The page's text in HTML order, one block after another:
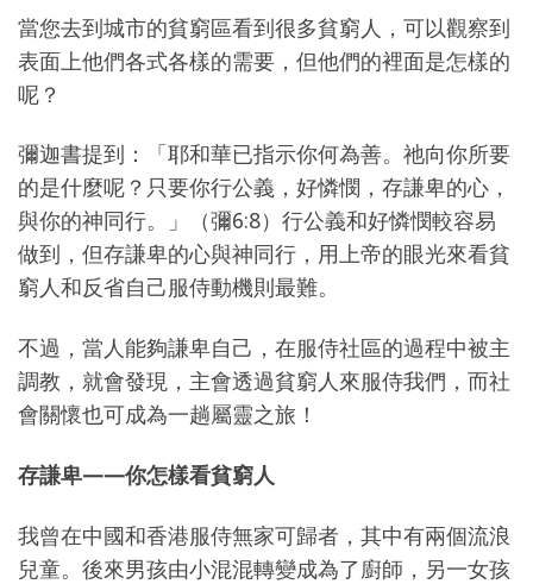
當您去到城市的貧窮區看到很多貧窮人，可以觀察到
表面上他們各式各樣的需要，但他們的裡面是怎樣的
呢？
彌迦書提到：「耶和華已指示你何為善。祂向你所要
的是什麼呢？只要你行公義，好憐憫，存謙卑的心，
與你的神同行。」（彌6:8）行公義和好憐憫較容易
做到，但存謙卑的心與神同行，用上帝的眼光來看貧
窮人和反省自己服侍動機則最難。
不過，當人能夠謙卑自己，在服侍社區的過程中被主
調教，就會發現，主會透過貧窮人來服侍我們，而社
會關懷也可成為一趟屬靈之旅！
存謙卑——你怎樣看貧窮人
我曾在中國和香港服侍無家可歸者，其中有兩個流浪
兒童。後來男孩由小混混轉變成為了廚師，另一女孩